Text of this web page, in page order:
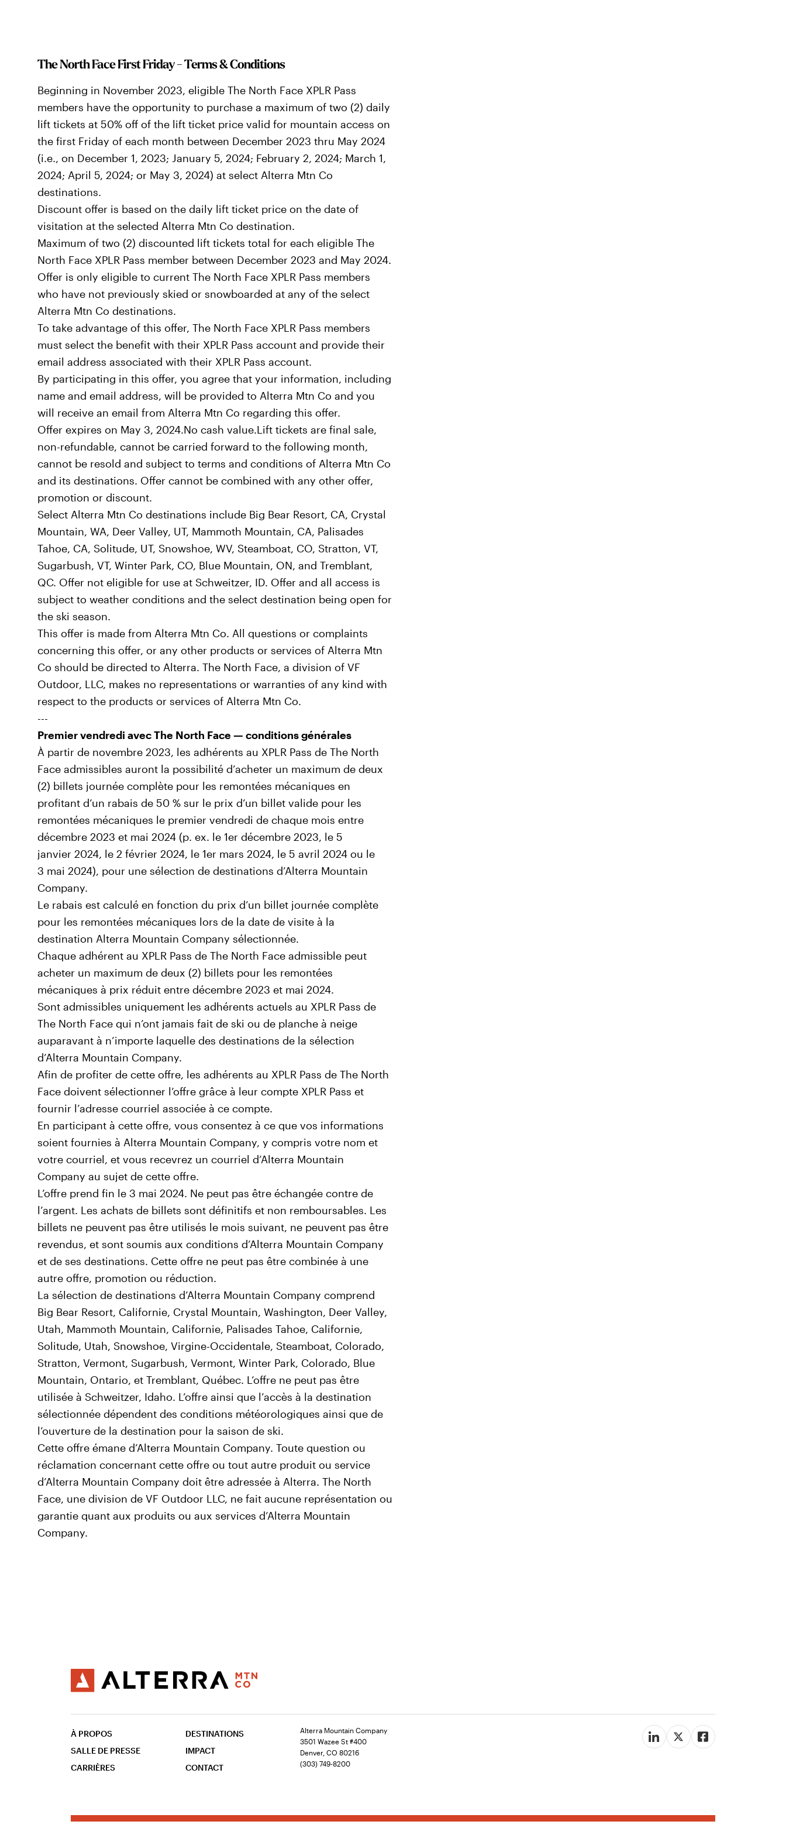
The North Face First Friday - Terms & Conditions
Beginning in November 2023, eligible The North Face XPLR Pass
members have the opportunity to purchase a maximum of two (2) daily
lift tickets at 50% off of the lift ticket price valid for mountain access on
the first Friday of each month between December 2023 thru May 2024
(i.e., on December 1, 2023; January 5, 2024; February 2, 2024; March 1,
2024; April 5, 2024; or May 3, 2024) at select Alterra Mtn Co
destinations.
Discount offer is based on the daily lift ticket price on the date of
visitation at the selected Alterra Mtn Co destination.
Maximum of two (2) discounted lift tickets total for each eligible The
North Face XPLR Pass member between December 2023 and May 2024.
Offer is only eligible to current The North Face XPLR Pass members
who have not previously skied or snowboarded at any of the select
Alterra Mtn Co destinations.
To take advantage of this offer, The North Face XPLR Pass members
must select the benefit with their XPLR Pass account and provide their
email address associated with their XPLR Pass account.
By participating in this offer, you agree that your information, including
name and email address, will be provided to Alterra Mtn Co and you
will receive an email from Alterra Mtn Co regarding this offer.
Offer expires on May 3, 2024.No cash value.Lift tickets are final sale,
non-refundable, cannot be carried forward to the following month,
cannot be resold and subject to terms and conditions of Alterra Mtn Co
and its destinations. Offer cannot be combined with any other offer,
promotion or discount.
Select Alterra Mtn Co destinations include Big Bear Resort, CA, Crystal
Mountain, WA, Deer Valley, UT, Mammoth Mountain, CA, Palisades
Tahoe, CA, Solitude, UT, Snowshoe, WV, Steamboat, CO, Stratton, VT,
Sugarbush, VT, Winter Park, CO, Blue Mountain, ON, and Tremblant,
QC. Offer not eligible for use at Schweitzer, ID. Offer and all access is
subject to weather conditions and the select destination being open for
the ski season.
This offer is made from Alterra Mtn Co. All questions or complaints
concerning this offer, or any other products or services of Alterra Mtn
Co should be directed to Alterra. The North Face, a division of VF
Outdoor, LLC, makes no representations or warranties of any kind with
respect to the products or services of Alterra Mtn Co.
---
Premier vendredi avec The North Face — conditions générales
À partir de novembre 2023, les adhérents au XPLR Pass de The North
Face admissibles auront la possibilité d’acheter un maximum de deux
(2) billets journée complète pour les remontées mécaniques en
profitant d’un rabais de 50 % sur le prix d’un billet valide pour les
remontées mécaniques le premier vendredi de chaque mois entre
décembre 2023 et mai 2024 (p. ex. le 1er décembre 2023, le 5
janvier 2024, le 2 février 2024, le 1er mars 2024, le 5 avril 2024 ou le
3 mai 2024), pour une sélection de destinations d’Alterra Mountain
Company.
Le rabais est calculé en fonction du prix d’un billet journée complète
pour les remontées mécaniques lors de la date de visite à la
destination Alterra Mountain Company sélectionnée.
Chaque adhérent au XPLR Pass de The North Face admissible peut
acheter un maximum de deux (2) billets pour les remontées
mécaniques à prix réduit entre décembre 2023 et mai 2024.
Sont admissibles uniquement les adhérents actuels au XPLR Pass de
The North Face qui n’ont jamais fait de ski ou de planche à neige
auparavant à n’importe laquelle des destinations de la sélection
d’Alterra Mountain Company.
Afin de profiter de cette offre, les adhérents au XPLR Pass de The North
Face doivent sélectionner l’offre grâce à leur compte XPLR Pass et
fournir l’adresse courriel associée à ce compte.
En participant à cette offre, vous consentez à ce que vos informations
soient fournies à Alterra Mountain Company, y compris votre nom et
votre courriel, et vous recevrez un courriel d’Alterra Mountain
Company au sujet de cette offre.
L’offre prend fin le 3 mai 2024. Ne peut pas être échangée contre de
l’argent. Les achats de billets sont définitifs et non remboursables. Les
billets ne peuvent pas être utilisés le mois suivant, ne peuvent pas être
revendus, et sont soumis aux conditions d’Alterra Mountain Company
et de ses destinations. Cette offre ne peut pas être combinée à une
autre offre, promotion ou réduction.
La sélection de destinations d’Alterra Mountain Company comprend
Big Bear Resort, Californie, Crystal Mountain, Washington, Deer Valley,
Utah, Mammoth Mountain, Californie, Palisades Tahoe, Californie,
Solitude, Utah, Snowshoe, Virgine-Occidentale, Steamboat, Colorado,
Stratton, Vermont, Sugarbush, Vermont, Winter Park, Colorado, Blue
Mountain, Ontario, et Tremblant, Québec. L’offre ne peut pas être
utilisée à Schweitzer, Idaho. L’offre ainsi que l’accès à la destination
sélectionnée dépendent des conditions météorologiques ainsi que de
l’ouverture de la destination pour la saison de ski.
Cette offre émane d’Alterra Mountain Company. Toute question ou
réclamation concernant cette offre ou tout autre produit ou service
d’Alterra Mountain Company doit être adressée à Alterra. The North
Face, une division de VF Outdoor LLC, ne fait aucune représentation ou
garantie quant aux produits ou aux services d’Alterra Mountain
Company.
À PROPOS
SALLE DE PRESSE
CARRIÈRES
DESTINATIONS
IMPACT
CONTACT
Alterra Mountain Company
3501 Wazee St #400
Denver, CO 80216
(303) 749-8200